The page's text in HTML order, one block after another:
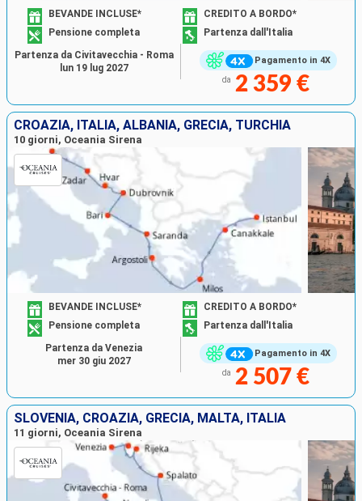
Pagamento in 4X
BEVANDE INCLUSE*
CREDITO A BORDO*
Pensione completa
Partenza dall'Italia
da 2 359 €
Partenza da Civitavecchia - Roma
lun 19 lug 2027
CROAZIA, ITALIA, ALBANIA, GRECIA, TURCHIA
10 giorni, Oceania Sirena
Pagamento in 4X
BEVANDE INCLUSE*
CREDITO A BORDO*
Pensione completa
Partenza dall'Italia
da 2 507 €
Partenza da Venezia
mer 30 giu 2027
SLOVENIA, CROAZIA, GRECIA, MALTA, ITALIA
11 giorni, Oceania Sirena